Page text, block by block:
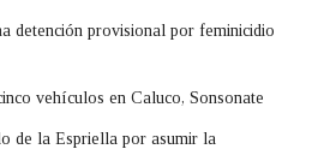
detención provisional por feminicidio
vehículos en Caluco, Sonsonate
de la Espriella por asumir la